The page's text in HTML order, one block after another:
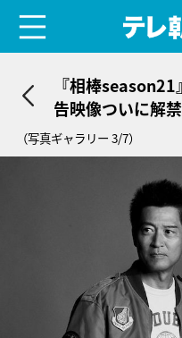
『相棒
告映像ついに解
幕開けへ
（写真ギャラリー 3/7）